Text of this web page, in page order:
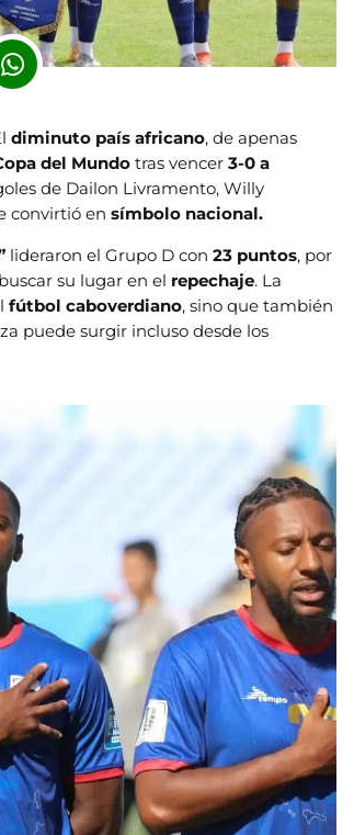
diminuto país africano, de apenas
del Mundotras vencer3-0 a
de Dailon Livramento, Willy
convirtió ensímbolo nacional.
lideraron el Grupo D con23 puntos, por
su lugar en el repechaje. La
fútbol caboverdiano, sino que también
puede surgir incluso desde los